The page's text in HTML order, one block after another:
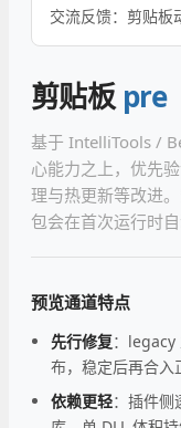
交流反馈：剪贴板
剪贴板pre
基于 IntelliTools /
心能力之上，优先
理与热更新等改进
包会在首次运行时自
预览通道特点
先行修复：legacy
布，稳定后再合入
依赖更轻：插件